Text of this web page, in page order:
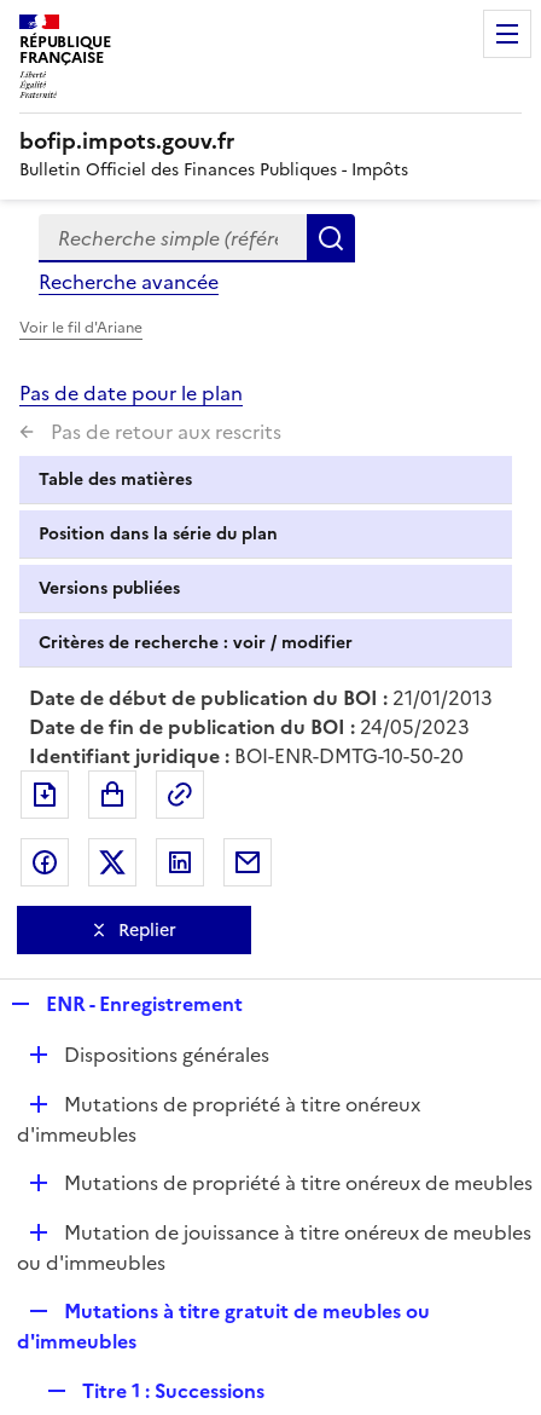
RÉPUBLIQUE
FRANÇAISE
bofip.impots.gouv.fr
Bulletin Officiel des Finances Publiques - Impôts
Formulaire
de
recherche
Recherche simple (références, mots clés, partie du
Recherche avancée
Voir le fil d'Ariane
Pas de date pour le plan
Pas de retour aux rescrits
Table des matières
Position dans la série du plan
Versions publiées
Critères de recherche : voir / modifier
Date de début de publication du BOI : 21/01/2013
Date de fin de publication du BOI : 24/05/2023
Identifiant juridique : BOI-ENR-DMTG-10-50-20
Exporter le document au format pdf
Partager sur Facebook
Partager sur Twitter
Partager sur LinkedIn
Replier
p
l
i
e
r
ENR - Enregistrement
D
l
Dispositions générales
D
é
e
r
Mutations de propriété à titre onéreux
d'immeubles
D
l
r
Mutations de propriété à titre onéreux de meubles
D
é
i
Mutation de jouissance à titre onéreux de meubles
ou d'immeubles
e
l
Mutations à titre gratuit de meubles ou
d'immeubles
Titre 1 : Successions